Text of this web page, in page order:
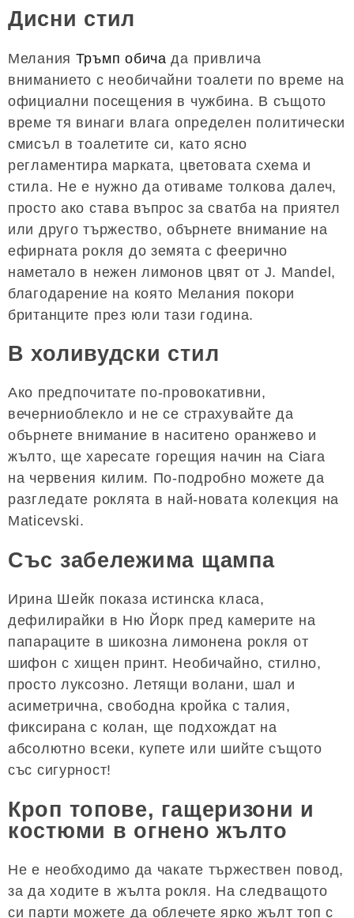
Дисни стил
Мелания Тръмп обича да привлича
вниманието с необичайни тоалети по време на
официални посещения в чужбина. В същото
време тя винаги влага определен политически
смисъл в тоалетите си, като ясно
регламентира марката, цветовата схема и
стила. Не е нужно да отиваме толкова далеч,
просто ако става въпрос за сватба на приятел
или друго тържество, обърнете внимание на
ефирната рокля до земята с феерично
наметало в нежен лимонов цвят от J. Mandel,
благодарение на която Мелания покори
британците през юли тази година.
В холивудски стил
Ако предпочитате по-провокативни,
вечерниоблекло и не се страхувайте да
обърнете внимание в наситено оранжево и
жълто, ще харесате горещия начин на Ciara
на червения килим. По-подробно можете да
разгледате роклята в най-новата колекция на
Maticevski.
Със забележима щампа
Ирина Шейк показа истинска класа,
дефилирайки в Ню Йорк пред камерите на
папараците в шикозна лимонена рокля от
шифон с хищен принт. Необичайно, стилно,
просто луксозно. Летящи волани, шал и
асиметрична, свободна кройка с талия,
фиксирана с колан, ще подхождат на
абсолютно всеки, купете или шийте същото
със сигурност!
Кроп топове, гащеризони и
костюми в огнено жълто
Не е необходимо да чакате тържествен повод,
за да ходите в жълта рокля. На следващото
си парти можете да облечете ярко жълт топ с